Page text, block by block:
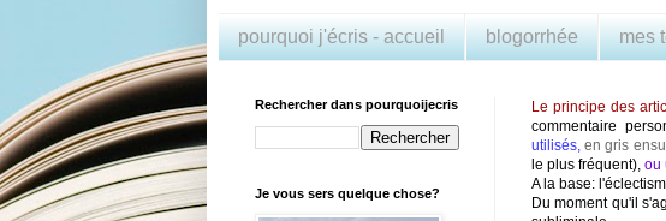
pourquoi j'écris - accueil blogorrhée mes
Le principe des
commentaire
utilisés,en gris
le plus fréquent), ou
A la base:
Du moment qu'il
Rechercher dans pourquoijecris
Je vous sers quelque chose?